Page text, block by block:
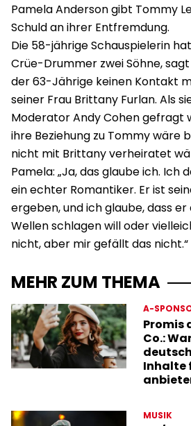
Pamela Anderson gibt Tommy
Schuld an ihrer Entfremdung.
Die 58-jährige Schauspielerin
Crüe-Drummer zwei Söhne,
der 63-Jährige keinen Kontakt
seiner Frau Brittany Furlan. Als sie
Moderator Andy Cohen gefragt
ihre Beziehung zu Tommy wäre
nicht mit Brittany verheiratet
Pamela: „Ja, das glaube ich. Ich
ein echter Romantiker. Er ist
ergeben, und ich glaube, dass
Wellen schlagen will oder
nicht, aber mir gefällt das nicht.“
MEHR ZUM THEMA
A-
Promis
Co.:
Inhalte
MUSIK